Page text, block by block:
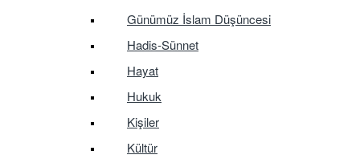
Günümüz İslam Düşüncesi
Hadis-Sünnet
Hayat
Hukuk
Kişiler
Kültür